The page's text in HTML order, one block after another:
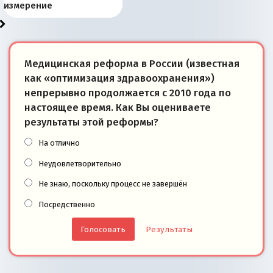
«переобувании» хозяев
суверенной экономике
Анкориджа
внутренней политике
отношениям с Россией?
Южной Осетии
измерение
Медицинская реформа в России (известная
как «оптимизация здравоохранения»)
непрерывно продолжается с 2010 года по
настоящее время. Как Вы оцениваете
результаты этой реформы?
На отлично
Неудовлетворительно
Не знаю, поскольку процесс не завершён
Посредственно
Результаты